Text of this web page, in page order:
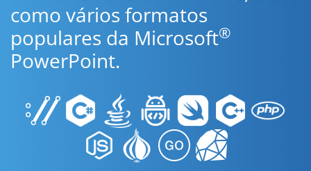
como vários formatos
populares da Microsoft®
PowerPoint.